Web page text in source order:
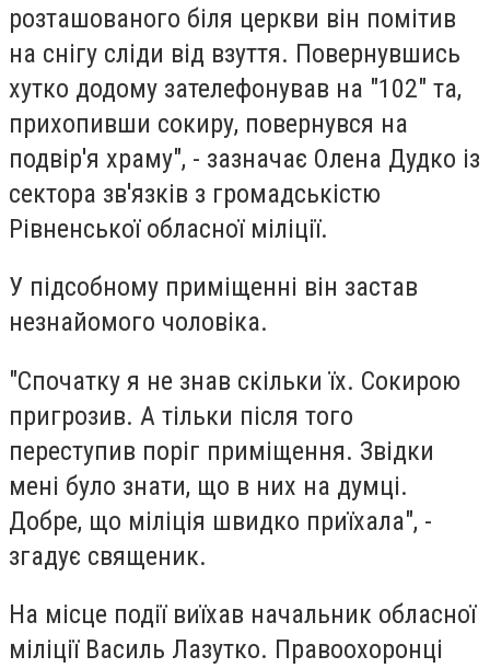
розташованого біля церкви він помітив
на снігу сліди від взуття. Повернувшись
хутко додому зателефонував на "102" та,
прихопивши сокиру, повернувся на
подвір'я храму", - зазначає Олена Дудко із
сектора зв'язків з громадськістю
Рівненської обласної міліції.
У підсобному приміщенні він застав
незнайомого чоловіка.
"Спочатку я не знав скільки їх. Сокирою
пригрозив. А тільки після того
переступив поріг приміщення. Звідки
мені було знати, що в них на думці.
Добре, що міліція швидко приїхала", -
згадує священик.
На місце події виїхав начальник обласної
міліції Василь Лазутко. Правоохоронці